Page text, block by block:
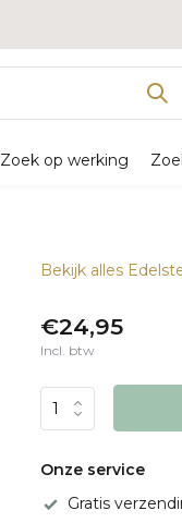
Zoek op werking
Bekijk alles
€24,95
Incl. btw
Onze service
Gratis